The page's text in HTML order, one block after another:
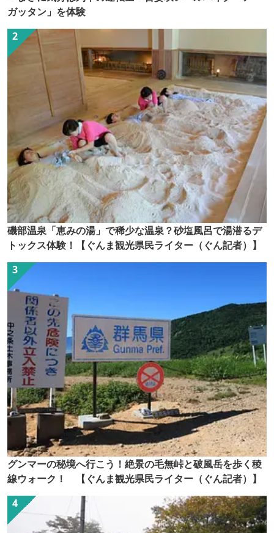
ガッタン」を体験
磯部温泉「恵みの湯」で稀少な温泉？砂塩風呂で湯潜るデ
トックス体験！【ぐんま観光県民ライター（ぐん記者）】
グンマーの秘境へ行こう！絶景の毛無峠と破風岳を歩く稜
線ウォーク！ 【ぐんま観光県民ライター（ぐん記者）】